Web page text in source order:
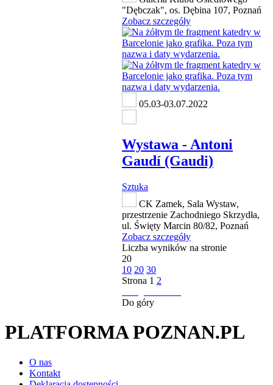
"Dębczak", os. Dębina 107, Poznań
Zobacz szczegóły
05.03-03.07.2022
Wystawa - Antoni
Gaudí (Gaudi)
Sztuka
CK Zamek, Sala Wystaw,
przestrzenie Zachodniego Skrzydła,
ul. Święty Marcin 80/82, Poznań
Zobacz szczegóły
Liczba wyników na stronie
20
10 20 30
Strona 1 2
Do góry
PLATFORMA POZNAN.PL
O nas
Kontakt